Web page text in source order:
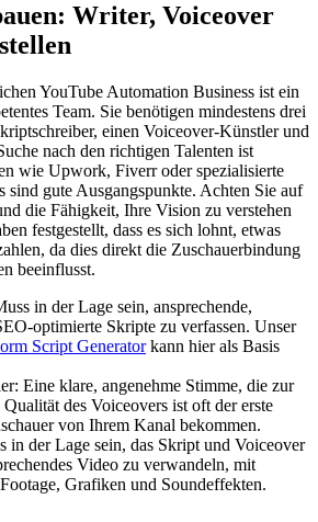
Writer, Voiceover
YouTube Automation Business ist ein
Team. Sie benötigen mindestens drei
einen Voiceover-Künstler und
nach den richtigen Talenten ist
wie Upwork, Fiverr oder spezialisierte
sind gute Ausgangspunkte. Achten Sie auf
die Fähigkeit, Ihre Vision zu verstehen
festgestellt, dass es sich lohnt, etwas
da dies direkt die Zuschauerbindung
beeinflusst.
in der Lage sein, ansprechende,
optimierte Skripte zu verfassen. Unser
Script Generatorkann hier als Basis
Eine klare, angenehme Stimme, die zur
des Voiceovers ist oft der erste
von Ihrem Kanal bekommen.
in der Lage sein, das Skript und Voiceover
Video zu verwandeln, mit
Grafiken und Soundeffekten.